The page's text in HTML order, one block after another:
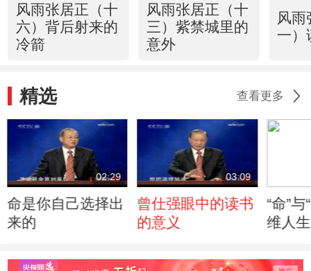
风雨张居正（十
六）背后射来的
冷箭
风雨张居正（十
三）紫禁城里的
意外
风雨
一）
精选 查看更多
02:29
命是你自己选择出
来的
03:09
曾仕强眼中的读书
的意义
“命”与
维人生